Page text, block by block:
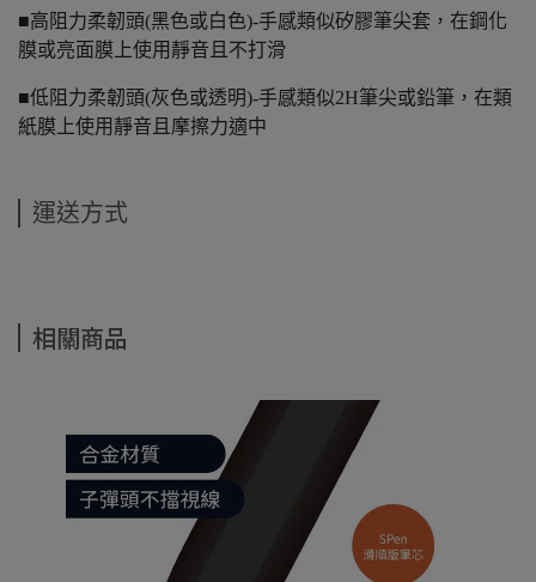
■高阻力柔韌頭(黑色或白色)-手感類似矽膠筆尖套，在鋼化
膜或亮面膜上使用靜音且不打滑
■低阻力柔韌頭(灰色或透明)-手感類似2H筆尖或鉛筆，在類
紙膜上使用靜音且摩擦力適中
運送方式
相關商品